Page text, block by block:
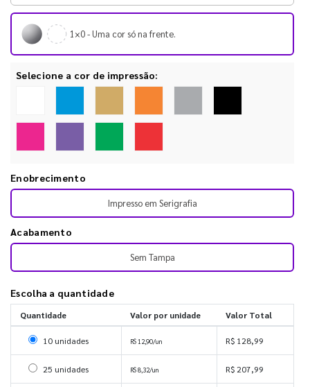
1×0 - Uma cor só na frente.
Selecione a cor de impressão:
Enobrecimento
Impresso em Serigrafia
Acabamento
Sem Tampa
Escolha a quantidade
Quantidade Valor por unidade Valor Total
Selecionar 10 unidades
10 unidades R$ 12,90/un R$ 128,99
Selecionar 25 unidades
25 unidades R$ 8,32/un R$ 207,99